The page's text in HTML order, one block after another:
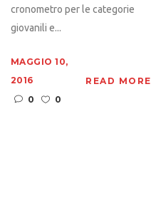
cronometro per le categorie
giovanili e...
MAGGIO 10,
2016
0
0
READ MORE